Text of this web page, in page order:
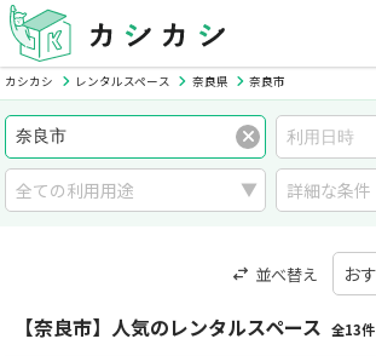
カシカシ レンタルスペース 奈良県 奈良市
詳細な条件
並べ替え
【奈良市】人気のレンタルスペース 全13件